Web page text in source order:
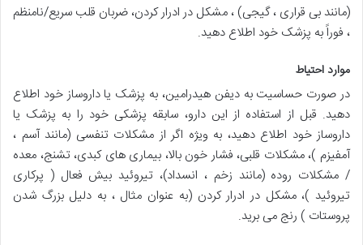
(مانند بی قراری ، گیجی) ، مشکل در ادرار کردن، ضربان قلب سریع/نامنظم
، فوراً به پزشک خود اطلاع دهید.
موارد احتیاط
در صورت حساسیت به دیفن هیدرامین، به پزشک یا داروساز خود اطلاع
دهید. قبل از استفاده از این دارو، سابقه پزشکی خود را به پزشک یا
داروساز خود اطلاع دهید، به ویژه اگر از مشکلات تنفسی (مانند آسم ،
آمفیزم )، مشکلات قلبی، فشار خون بالا، بیماری های کبدی، تشنج، معده
/ مشکلات روده (مانند زخم ، انسداد)، تیروئید بیش فعال ( پرکاری
تیروئید )، مشکل در ادرار کردن (به عنوان مثال ، به دلیل بزرگ شدن
پروستات ) رنج می برید.